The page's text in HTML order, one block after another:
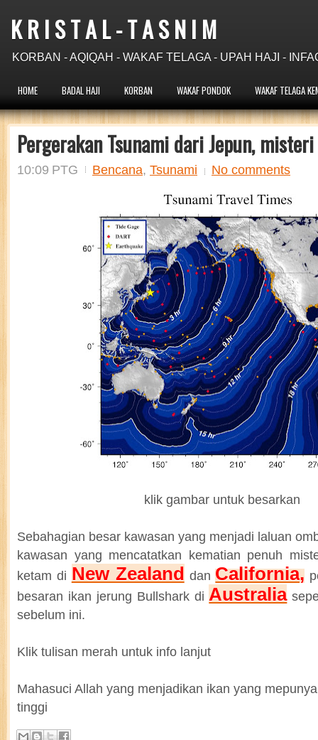
K R I S T A L - T A S N I M
KORBAN - AQIQAH - WAKAF TELAGA - UPAH HAJI -
HOME BADAL HAJI KORBAN WAKAF PONDOK WAKAF TELAGA
Pergerakan Tsunami dari Jepun,
10:09 PTG Bencana, Tsunami No comments
klik gambar untuk besarkan
Sebahagian besar kawasan yang menjadi laluan
kawasan yang mencatatkan kematian penuh
ketam di New Zealand dan California,
besaran ikan jerung Bullshark di Australia
sebelum ini.
Klik tulisan merah untuk info lanjut
Mahasuci Allah yang menjadikan ikan yang
tinggi